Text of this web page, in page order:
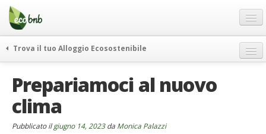
Menu
Salta
contenuto
Offerte Speciali
Regali
FAQ
Chi Siamo
Trova il tuo Alloggio Ecosostenibile
itinerari
curiosità
vivere e viaggiare verde
Prepariamoci al nuovo
clima
Pubblicato ilgiugno 14, 2023da Monica Palazzi